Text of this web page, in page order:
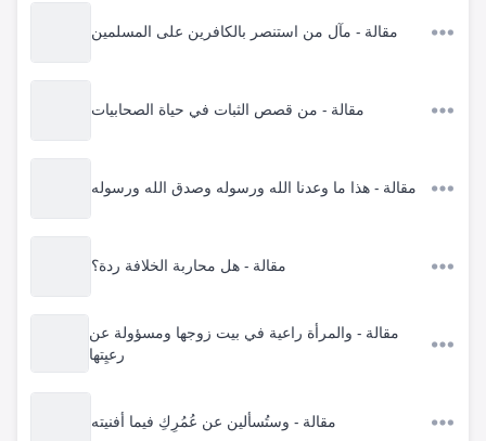
مقالة - مآل من استنصر بالكافرين على المسلمين
مقالة - من قصص الثبات في حياة الصحابيات
مقالة - هذا ما وعدنا الله ورسوله وصدق الله ورسوله
مقالة - هل محاربة الخلافة ردة؟
مقالة - والمرأة راعية في بيت زوجها ومسؤولة عن
رعيِتها
مقالة - وستُسألين عن عُمُرِكِ فيما أفنيته